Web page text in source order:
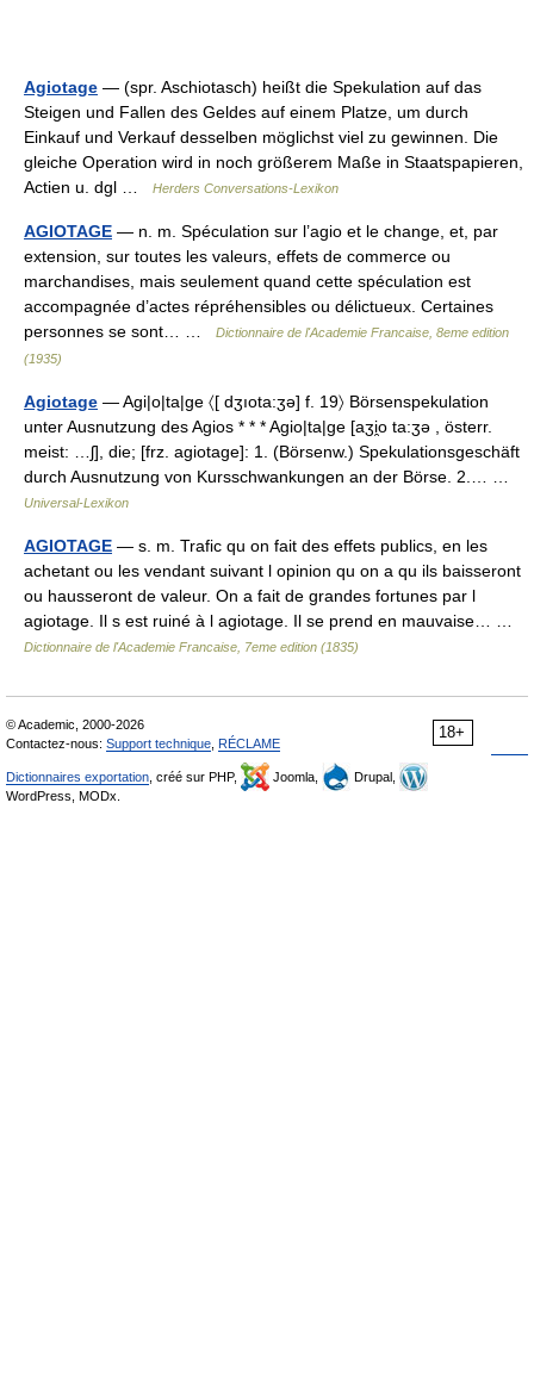
Agiotage — (spr. Aschiotasch) heißt die Spekulation auf das
Steigen und Fallen des Geldes auf einem Platze, um durch
Einkauf und Verkauf desselben möglichst viel zu gewinnen. Die
gleiche Operation wird in noch größerem Maße in Staatspapieren,
Actien u. dgl …
Herders Conversations-Lexikon
AGIOTAGE — n. m. Spéculation sur l’agio et le change, et, par
extension, sur toutes les valeurs, effets de commerce ou
marchandises, mais seulement quand cette spéculation est
accompagnée d’actes répréhensibles ou délictueux. Certaines
personnes se sont… …
Dictionnaire de l'Academie Francaise, 8eme edition
(1935)
Agiotage — Agi|o|ta|ge 〈[ dʒıota:ʒə] f. 19〉 Börsenspekulation
unter Ausnutzung des Agios * * * Agio|ta|ge [aʒi̯o ta:ʒə , österr.
meist: …ʃ], die; [frz. agiotage]: 1. (Börsenw.) Spekulationsgeschäft
durch Ausnutzung von Kursschwankungen an der Börse. 2.… …
Universal-Lexikon
AGIOTAGE — s. m. Trafic qu on fait des effets publics, en les
achetant ou les vendant suivant l opinion qu on a qu ils baisseront
ou hausseront de valeur. On a fait de grandes fortunes par l
agiotage. Il s est ruiné à l agiotage. Il se prend en mauvaise… …
Dictionnaire de l'Academie Francaise, 7eme edition (1835)
18+
© Academic, 2000-2026
Contactez-nous: Support technique RÉCLAME
Dictionnaires exportation , créé sur PHP, Joomla,
Drupal,
WordPress, MODx.